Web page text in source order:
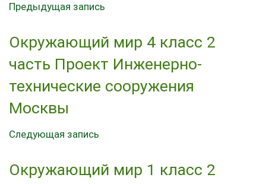
Предыдущая запись
Окружающий мир 4 класс 2
часть Проект Инженерно-
технические сооружения
Москвы
Следующая запись
Окружающий мир 1 класс 2